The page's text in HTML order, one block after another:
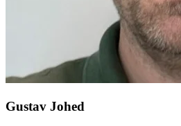
Gustav Johed